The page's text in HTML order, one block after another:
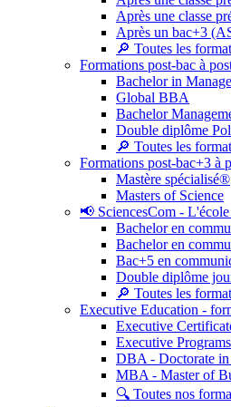
Après une classe
Après un bac+3
🔎 Toutes les
Formations post-bac à
Bachelor in
Global BBA
Bachelor
Double diplôme
🔎 Toutes les
Formations post-bac+3 à
Mastère spécialisé®
Masters of Science
📢 SciencesCom -
Bachelor en
Bachelor en
Bac+5 en
Double diplôme
🔎 Toutes les
Executive Education -
Executive
Executive
DBA - Doctorate in
MBA - Master of
🔍 Toutes nos